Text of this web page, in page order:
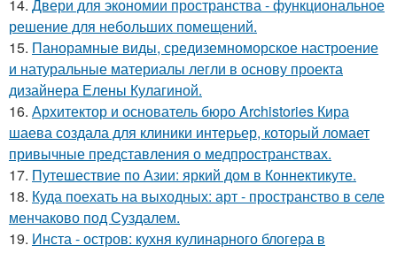
14. Двери для экономии пространства - функциональное
решение для небольших помещений.
15. Панорамные виды, средиземноморское настроение
и натуральные материалы легли в основу проекта
дизайнера Елены Кулагиной.
16. Архитектор и основатель бюро Archistories Кира
шаева создала для клиники интерьер, который ломает
привычные представления о медпространствах.
17. Путешествие по Азии: яркий дом в Коннектикуте.
18. Куда поехать на выходных: арт - пространство в селе
менчаково под Суздалем.
19. Инста - остров: кухня кулинарного блогера в